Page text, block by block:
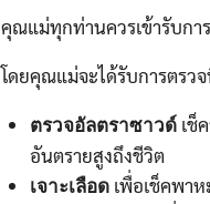
คุณแม่ทุกท่านควรเข้ารับกา
โดยคุณแม่จะได้รับการตรว
ตรวจอัลตราซาวด์เช็
อันตรายสูงถึงชีวิต
เจาะเลือดเพื่อเช็คพาห